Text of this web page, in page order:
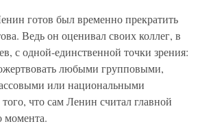
готов был временно прекратить
Ведь он оценивал своих коллег, в
с одной-единственной точки зрения:
любыми групповыми,
или национальными
что сам Ленин считал главной
момента.